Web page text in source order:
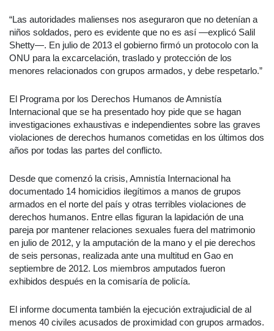
“Las autoridades malienses nos aseguraron que no detenían a
niños soldados, pero es evidente que no es así —explicó Salil
Shetty—. En julio de 2013 el gobierno firmó un protocolo con la
ONU para la excarcelación, traslado y protección de los
menores relacionados con grupos armados, y debe respetarlo.”
El Programa por los Derechos Humanos de Amnistía
Internacional que se ha presentado hoy pide que se hagan
investigaciones exhaustivas e independientes sobre las graves
violaciones de derechos humanos cometidas en los últimos dos
años por todas las partes del conflicto.
Desde que comenzó la crisis, Amnistía Internacional ha
documentado 14 homicidios ilegítimos a manos de grupos
armados en el norte del país y otras terribles violaciones de
derechos humanos. Entre ellas figuran la lapidación de una
pareja por mantener relaciones sexuales fuera del matrimonio
en julio de 2012, y la amputación de la mano y el pie derechos
de seis personas, realizada ante una multitud en Gao en
septiembre de 2012. Los miembros amputados fueron
exhibidos después en la comisaría de policía.
El informe documenta también la ejecución extrajudicial de al
menos 40 civiles acusados de proximidad con grupos armados.